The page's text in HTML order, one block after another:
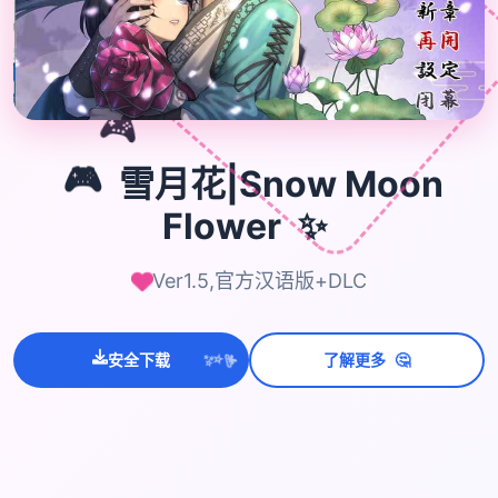
🎮
🎮 雪月花|Snow Moon
Flower ✨
Ver1.5,官方汉语版+DLC
安全下载 ✨⭐💫 了解更多 🤔